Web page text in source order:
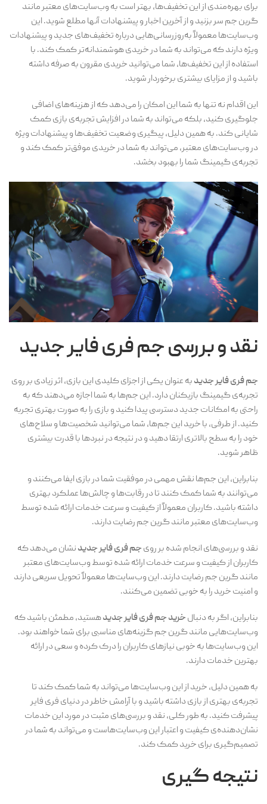
برای بهره‌مندی از این تخفیف‌ها، بهتر است به وب‌سایت‌های معتبر مانند
گرین جم سر بزنید و از آخرین اخبار و پیشنهادات آنها مطلع شوید. این
وب‌سایت‌ها معمولاً به‌روزرسانی‌هایی درباره تخفیف‌های جدید و پیشنهادات
ویژه دارند که می‌تواند به شما در خریدی هوشمندانه‌تر کمک کند. با
استفاده از این تخفیف‌ها، شما می‌توانید خریدی مقرون به صرفه داشته
باشید و از مزایای بیشتری برخوردار شوید.
این اقدام نه تنها به شما این امکان را می‌دهد که از هزینه‌های اضافی
جلوگیری کنید، بلکه می‌تواند به شما در افزایش تجربه‌ی بازی کمک
شایانی کند. به همین دلیل، پیگیری وضعیت تخفیف‌ها و پیشنهادات ویژه
در وب‌سایت‌های معتبر، می‌تواند به شما در خریدی موفق‌تر کمک کند و
تجربه‌ی گیمینگ شما را بهبود بخشد.
نقد و بررسیجم فری فایر جدید
جم فری فایر جدیدبه عنوان یکی از اجزای کلیدی این بازی، اثر زیادی بر روی
تجربه‌ی گیمینگ بازیکنان دارد. این جم‌ها به شما اجازه می‌دهند که به
راحتی به امکانات جدید دسترسی پیدا کنید و بازی را به صورت بهتری تجربه
کنید. از طرفی، با خرید این جم‌ها، شما می‌توانید شخصیت‌ها و سلاح‌های
خود را به سطح بالاتری ارتقا دهید و در نتیجه در نبردها با قدرت بیشتری
ظاهر شوید.
بنابراین، این جم‌ها نقش مهمی در موفقیت شما در بازی ایفا می‌کنند و
می‌توانند به شما کمک کنند تا در رقابت‌ها و چالش‌ها عملکرد بهتری
داشته باشید. کاربران معمولاً از کیفیت و سرعت خدمات ارائه شده توسط
وب‌سایت‌های معتبر مانند گرین جم رضایت دارند.
نقد و بررسی‌های انجام شده بر رویجم فری فایر جدیدنشان می‌دهد که
کاربران از کیفیت و سرعت خدمات ارائه شده توسط وب‌سایت‌های معتبر
مانند گرین جم رضایت دارند. این وب‌سایت‌ها معمولاً تحویل سریعی دارند
و امنیت خرید را به خوبی تضمین می‌کنند.
بنابراین، اگر به دنبالخرید جم فری فایر جدیدهستید، مطمئن باشید که
وب‌سایت‌هایی مانند گرین جم گزینه‌های مناسبی برای شما خواهند بود.
این وب‌سایت‌ها به خوبی نیازهای کاربران را درک کرده و سعی در ارائه
بهترین خدمات دارند.
به همین دلیل، خرید از این وب‌سایت‌ها می‌تواند به شما کمک کند تا
تجربه‌ی بهتری از بازی داشته باشید و با آرامش خاطر در دنیای فری فایر
پیشرفت کنید. به طور کلی، نقد و بررسی‌های مثبت در مورد این خدمات
نشان‌دهنده‌ی کیفیت و اعتبار این وب‌سایت‌هاست و می‌تواند به شما در
تصمیم‌گیری برای خرید کمک کند.
نتیجه گیری